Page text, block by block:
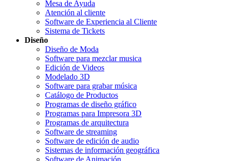
Mesa de Ayuda
Atención al cliente
Software de Experiencia al Cliente
Sistema de Tickets
Diseño
Diseño de Moda
Software para mezclar musica
Edición de Videos
Modelado 3D
Software para grabar música
Catálogo de Productos
Programas de diseño gráfico
Programas para Impresora 3D
Programas de arquitectura
Software de streaming
Software de edición de audio
Sistemas de información geográfica
Software de Animación